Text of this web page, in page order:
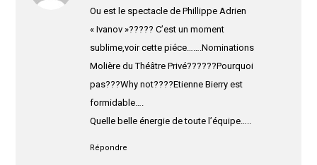
Ou est le spectacle de Phillippe Adrien
« Ivanov »????? C’est un moment
sublime,voir cette piéce…….Nominations
Molière du Théâtre Privé??????Pourquoi
pas???Why not????Etienne Bierry est
formidable….
Quelle belle énergie de toute l’équipe…..
Répondre